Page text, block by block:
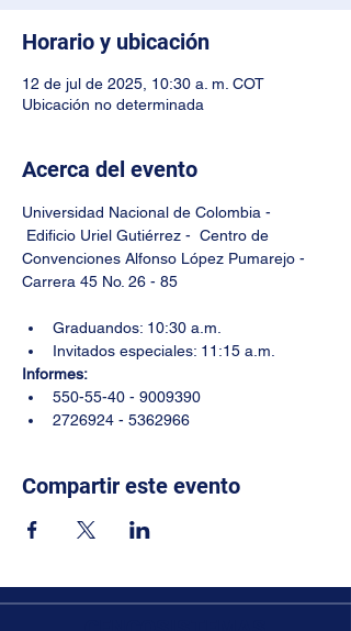
Horario y ubicación
12 de jul de 2025, 10:30 a. m. COT
Ubicación no determinada
Acerca del evento
Universidad Nacional de Colombia -
Edificio Uriel Gutiérrez -  Centro de
Convenciones Alfonso López Pumarejo -
Carrera 45 No. 26 - 85
Graduandos: 10:30 a.m.
Invitados especiales: 11:15 a.m.
Informes:
550-55-40 - 9009390
2726924 - 5362966
Compartir este evento